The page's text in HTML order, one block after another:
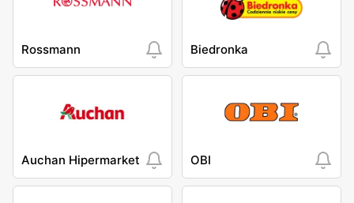
Rossmann Biedronka
Auchan Hipermarket OBI